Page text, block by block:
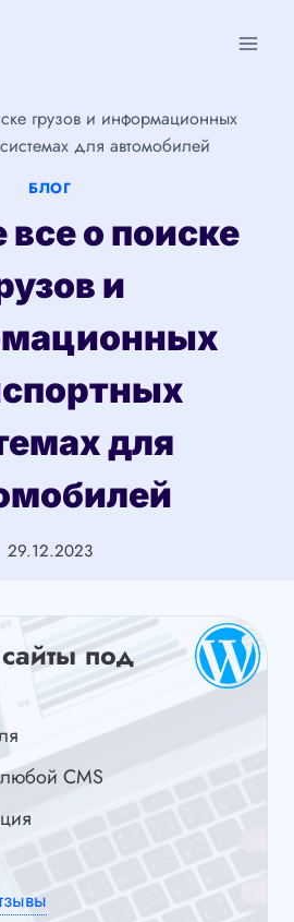
грузов и информационных
для автомобилей
БЛОГ
все о поиске
и
для
29.12.2023
под
CMS